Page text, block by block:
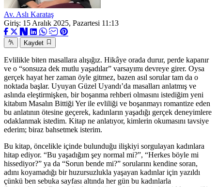
Av. Aslı Karataş
Giriş: 15 Aralık 2025, Pazartesi 11:13
Kaydet
Evlilikle biten masallara alışığız. Hikâye orada durur, perde kapanır
ve o “sonsuza dek mutlu yaşadılar” varsayımı devreye girer. Oysa
gerçek hayat her zaman öyle gitmez, bazen asıl sorular tam da o
noktada başlar. Uyuyan Güzel Uyandı’da masalları anlatmış ve
aslında eleştirmişken, bir boşanma rehberi olmasını istediğim yeni
kitabım Masalın Bittiği Yer ile evliliği ve boşanmayı romantize eden
bu anlatının ötesine geçerek, kadınların yaşadığı gerçek deneyimlere
odaklanmak istedim. Kitap ne anlatıyor, kimlerin okumasını tavsiye
ederim; biraz bahsetmek isterim.
Bu kitap, öncelikle içinde bulunduğu ilişkiyi sorgulayan kadınlara
hitap ediyor. “Bu yaşadığım şey normal mi?”, “Herkes böyle mi
hissediyor?” ya da “Sorun bende mi?” sorularını kendine soran,
adını koyamadığı bir huzursuzlukla yaşayan kadınlar için yazıldı
çünkü ben sebuka sayfası altında her gün bu kadınlarla